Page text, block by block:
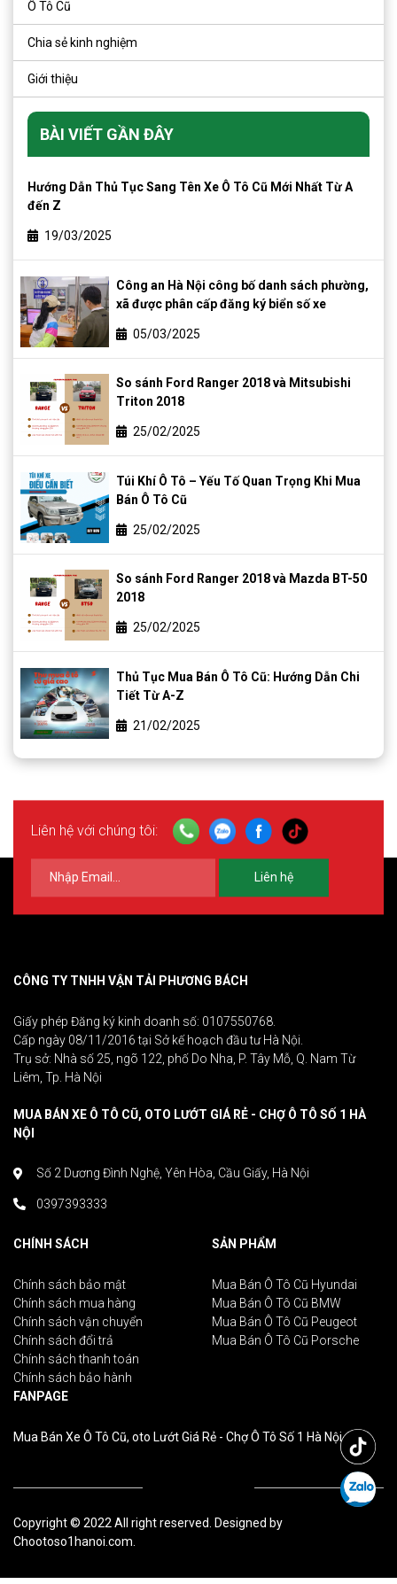
Ô Tô Cũ
Chia sẻ kinh nghiệm
Giới thiệu
BÀI VIẾT GẦN ĐÂY
Hướng Dẫn Thủ Tục Sang Tên Xe Ô Tô Cũ Mới Nhất Từ A
đến Z
19/03/2025
Công an Hà Nội công bố danh sách phường,
xã được phân cấp đăng ký biển số xe
05/03/2025
So sánh Ford Ranger 2018 và Mitsubishi
Triton 2018
25/02/2025
Túi Khí Ô Tô – Yếu Tố Quan Trọng Khi Mua
Bán Ô Tô Cũ
25/02/2025
So sánh Ford Ranger 2018 và Mazda BT-50
2018
25/02/2025
Thủ Tục Mua Bán Ô Tô Cũ: Hướng Dẫn Chi
Tiết Từ A-Z
21/02/2025
Liên hệ với chúng tôi:
Liên hệ
CÔNG TY TNHH VẬN TẢI PHƯƠNG BÁCH
Giấy phép Đăng ký kinh doanh số: 0107550768.
Cấp ngày 08/11/2016 tại Sở kế hoạch đầu tư Hà Nội.
Trụ sở: Nhà số 25, ngõ 122, phố Do Nha, P. Tây Mỗ, Q. Nam Từ
Liêm, Tp. Hà Nội
MUA BÁN XE Ô TÔ CŨ, OTO LƯỚT GIÁ RẺ - CHỢ Ô TÔ SỐ 1 HÀ
NỘI
Số 2 Dương Đình Nghệ, Yên Hòa, Cầu Giấy, Hà Nội
0397393333
CHÍNH SÁCH
Chính sách bảo mật
Chính sách mua hàng
Chính sách vận chuyển
Chính sách đổi trả
Chính sách thanh toán
Chính sách bảo hành
SẢN PHẨM
Mua Bán Ô Tô Cũ Hyundai
Mua Bán Ô Tô Cũ BMW
Mua Bán Ô Tô Cũ Peugeot
Mua Bán Ô Tô Cũ Porsche
FANPAGE
Mua Bán Xe Ô Tô Cũ, oto Lướt Giá Rẻ - Chợ Ô Tô Số 1 Hà Nội
Copyright © 2022 All right reserved. Designed by
Chootoso1hanoi.com.